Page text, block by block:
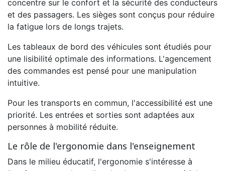
concentre sur le confort et la sécurité des conducteurs
et des passagers. Les sièges sont conçus pour réduire
la fatigue lors de longs trajets.
Les tableaux de bord des véhicules sont étudiés pour
une lisibilité optimale des informations. L'agencement
des commandes est pensé pour une manipulation
intuitive.
Pour les transports en commun, l'accessibilité est une
priorité. Les entrées et sorties sont adaptées aux
personnes à mobilité réduite.
Le rôle de l'ergonomie dans l'enseignement
Dans le milieu éducatif, l'ergonomie s'intéresse à